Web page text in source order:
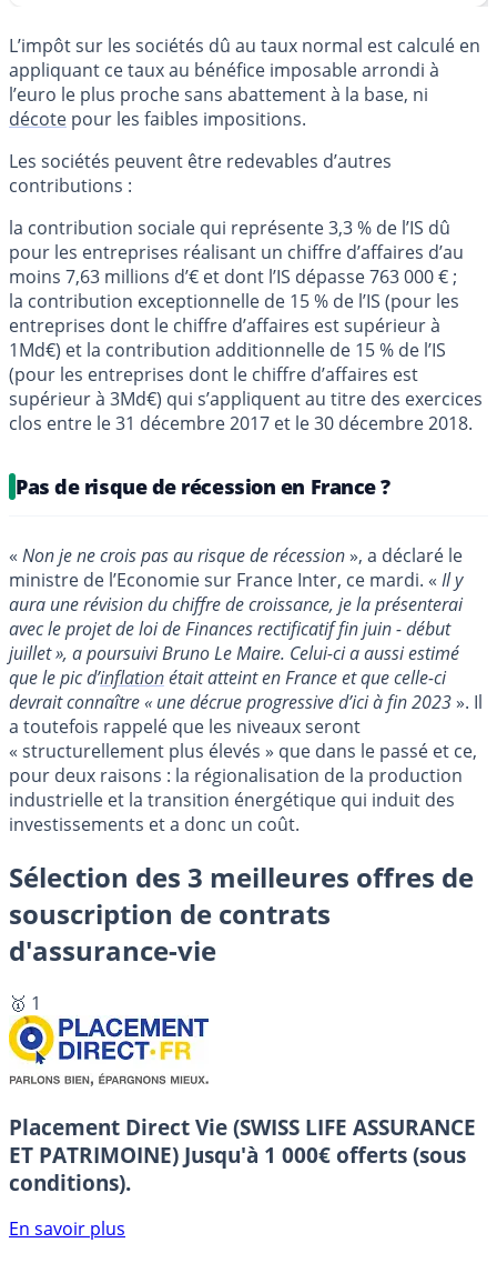
L’impôt sur les sociétés dû au taux normal est calculé en
appliquant ce taux au bénéfice imposable arrondi à
l’euro le plus proche sans abattement à la base, ni
décote pour les faibles impositions.
Les sociétés peuvent être redevables d’autres
contributions :
la contribution sociale qui représente 3,3 % de l’IS dû
pour les entreprises réalisant un chiffre d’affaires d’au
moins 7,63 millions d’€ et dont l’IS dépasse 763 000 € ;
la contribution exceptionnelle de 15 % de l’IS (pour les
entreprises dont le chiffre d’affaires est supérieur à
1Md€) et la contribution additionnelle de 15 % de l’IS
(pour les entreprises dont le chiffre d’affaires est
supérieur à 3Md€) qui s’appliquent au titre des exercices
clos entre le 31 décembre 2017 et le 30 décembre 2018.
Pas de risque de récession en France ?
« Non je ne crois pas au risque de récession», a déclaré le
ministre de l’Economie sur France Inter, ce mardi. « Il y
aura une révision du chiffre de croissance, je la présenterai
avec le projet de loi de Finances rectificatif fin juin - début
juillet », a poursuivi Bruno Le Maire. Celui-ci a aussi estimé
que le pic d’inflationétait atteint en France et que celle-ci
devrait connaître « une décrue progressive d’ici à fin 2023». Il
a toutefois rappelé que les niveaux seront
« structurellement plus élevés » que dans le passé et ce,
pour deux raisons : la régionalisation de la production
industrielle et la transition énergétique qui induit des
investissements et a donc un coût.
Sélection des 3 meilleures offres de
souscription de contrats
d'assurance-vie
🥇 1
Placement Direct Vie (SWISS LIFE ASSURANCE
ET PATRIMOINE) Jusqu'à 1 000€ offerts (sous
conditions).
En savoir plus